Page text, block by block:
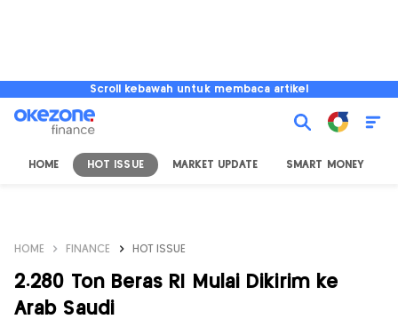
Scroll kebawah untuk membaca artikel
HOME HOT ISSUE MARKET UPDATE SMART MONEY
HOME FINANCE HOT ISSUE
2.280 Ton Beras RI Mulai Dikirim ke
Arab Saudi